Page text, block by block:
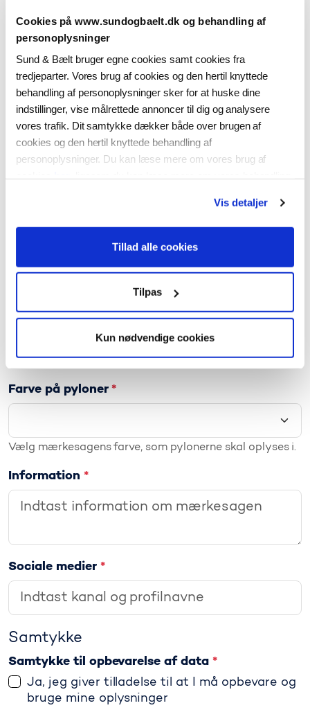
Cookies på www.sundogbaelt.dk og behandling af
personoplysninger
Sund & Bælt bruger egne cookies samt cookies fra
tredjeparter. Vores brug af cookies og den hertil knyttede
behandling af personoplysninger sker for at huske dine
indstillinger, vise målrettede annoncer til dig og analysere
vores trafik. Dit samtykke dækker både over brugen af
cookies og den hertil knyttede behandling af
personoplysninger. Du kan læse mere om vores brug af
tilbagekalde dit samtykke ved at klikke på “Ændring af dit
samtykke” i vores cookiepolitik.
Vis detaljer
Tillad alle cookies
Tilpas
Kun nødvendige cookies
Kontaktperson
Mail
Mærkesagen
Mærkesag*
Berørte danskere*
Farve på pyloner*
Vælg mærkesagens farve, som pylonerne skal oplyses i.
Information *
Sociale medier *
Samtykke
Samtykke til opbevarelse af data *
Ja, jeg giver tilladelse til at I må opbevare og
bruge mine oplysninger